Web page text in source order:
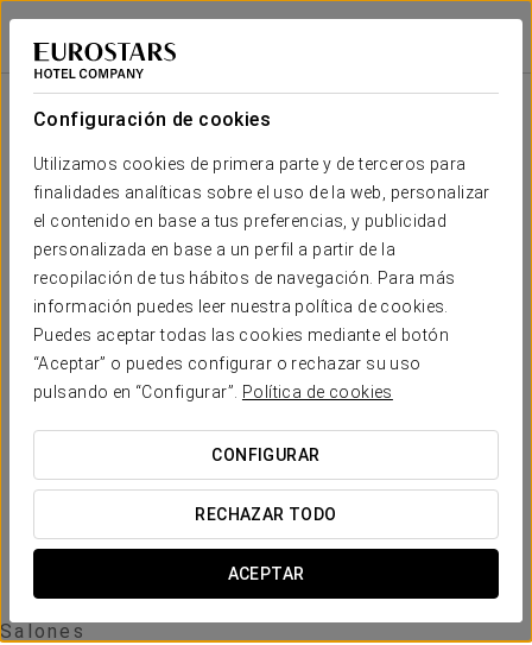
Configuración de cookies
Utilizamos cookies de primera parte y de terceros para
finalidades analíticas sobre el uso de la web, personalizar
el contenido en base a tus preferencias, y publicidad
personalizada en base a un perfil a partir de la
recopilación de tus hábitos de navegación. Para más
información puedes leer nuestra política de cookies.
Puedes aceptar todas las cookies mediante el botón
“Aceptar” o puedes configurar o rechazar su uso
pulsando en “Configurar”.
Política de cookies
CONFIGURAR
RECHAZAR TODO
ACEPTAR
Eurostars Guadalquivir
SEVILLA
Tu evento en
SOLICITAR PRESUPUESTO
Salones
Sala
U
Sala 1
61 m
altura
40 40 25 18 18 40
Sala 2
x m
altura
18 18 15 8 8 18